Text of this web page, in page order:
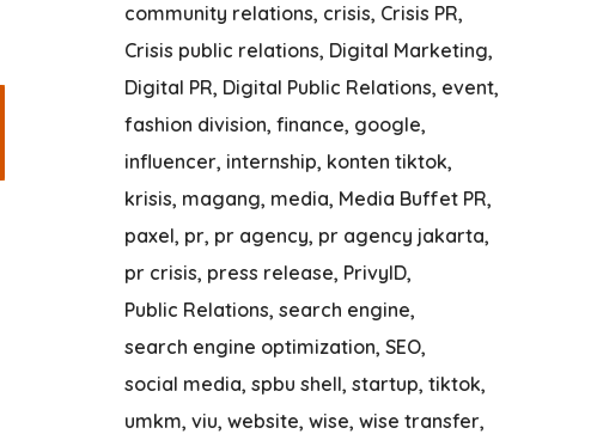
community relations crisis Crisis PR
Crisis public relations Digital Marketing
Digital PR Digital Public Relations event
fashion division finance google
influencer internship konten tiktok
krisis magang media Media Buffet PR
paxel pr pr agency pr agency jakarta
pr crisis press release PrivyID
Public Relations search engine
search engine optimization SEO
social media spbu shell startup tiktok
umkm viu website wise wise transfer